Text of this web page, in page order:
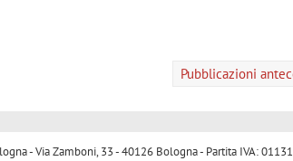
Pubblicazioni
- Via Zamboni, 33 - 40126 Bologna - Partita IVA: